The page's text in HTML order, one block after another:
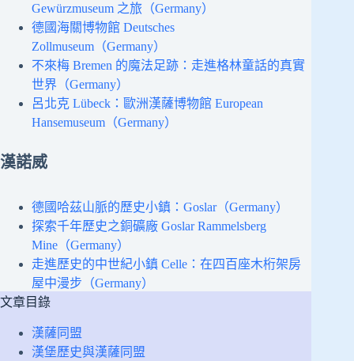
Gewürzmuseum 之旅（Germany）
德國海關博物館 Deutsches
Zollmuseum（Germany）
不來梅 Bremen 的魔法足跡：走進格林童話的真實
世界（Germany）
呂北克 Lübeck：歐洲漢薩博物館 European
Hansemuseum（Germany）
漢諾威
德國哈茲山脈的歷史小鎮：Goslar（Germany）
探索千年歷史之銅礦廠 Goslar Rammelsberg
Mine（Germany）
走進歷史的中世紀小鎮 Celle：在四百座木桁架房
屋中漫步（Germany）
文章目錄
漢薩同盟
漢堡歷史與漢薩同盟